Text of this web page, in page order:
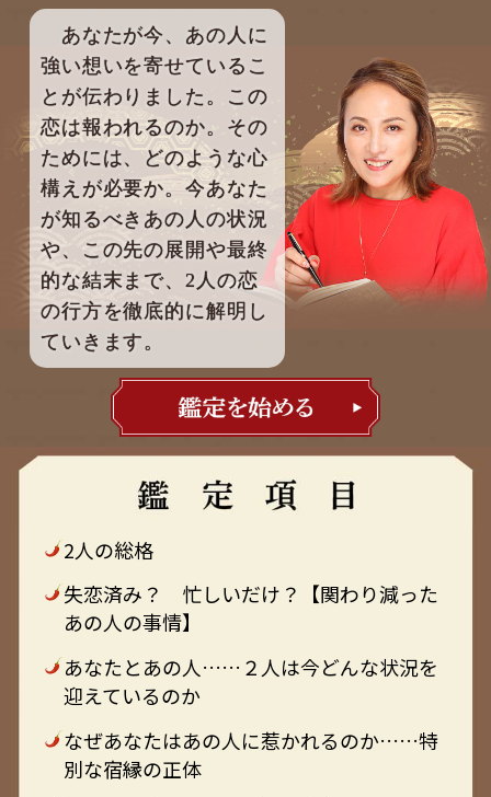
あなたが今、あの人に
強い想いを寄せているこ
とが伝わりました。この
恋は報われるのか。その
ためには、どのような心
構えが必要か。今あなた
が知るべきあの人の状況
や、この先の展開や最終
的な結末まで、2人の恋
の行方を徹底的に解明し
ていきます。
2人の総格
失恋済み？ 忙しいだけ？【関わり減った
あの人の事情】
あなたとあの人……２人は今どんな状況を
迎えているのか
なぜあなたはあの人に惹かれるのか……特
別な宿縁の正体